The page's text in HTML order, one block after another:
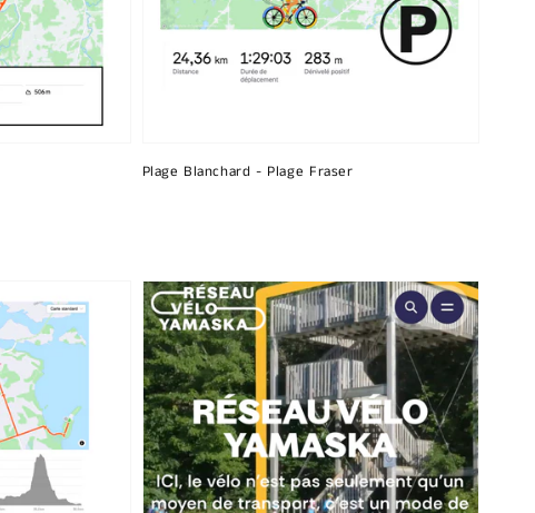
Plage Blanchard - Plage Fraser